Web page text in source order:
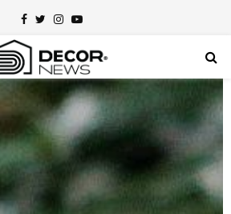
Facebook
TwitterInstagram
Youtube